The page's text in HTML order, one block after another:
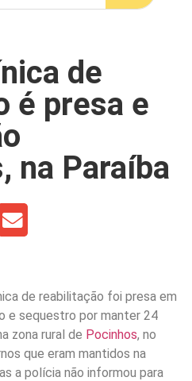
de
é presa e
na Paraíba
de reabilitação foi presa em
e sequestro por manter 24
zona rural de Pocinhos, no
que eram mantidos na
a polícia não informou para